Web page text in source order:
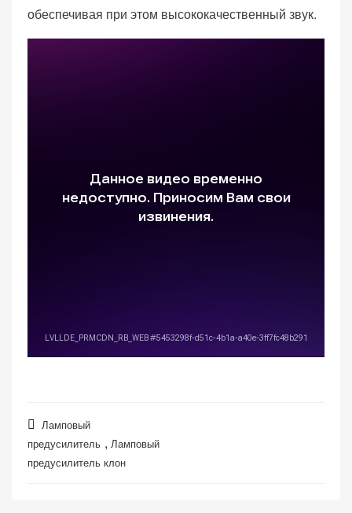
обеспечивая при этом высококачественный звук.
Ламповый
предусилитель , Ламповый
предусилитель клон